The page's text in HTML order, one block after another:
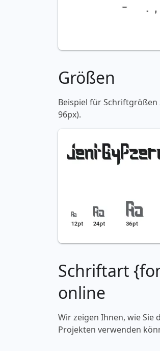
Größen
Beispiel für Schriftgrößen
96px).
Schriftart
online
Wir zeigen Ihnen, wie Sie
Projekten verwenden